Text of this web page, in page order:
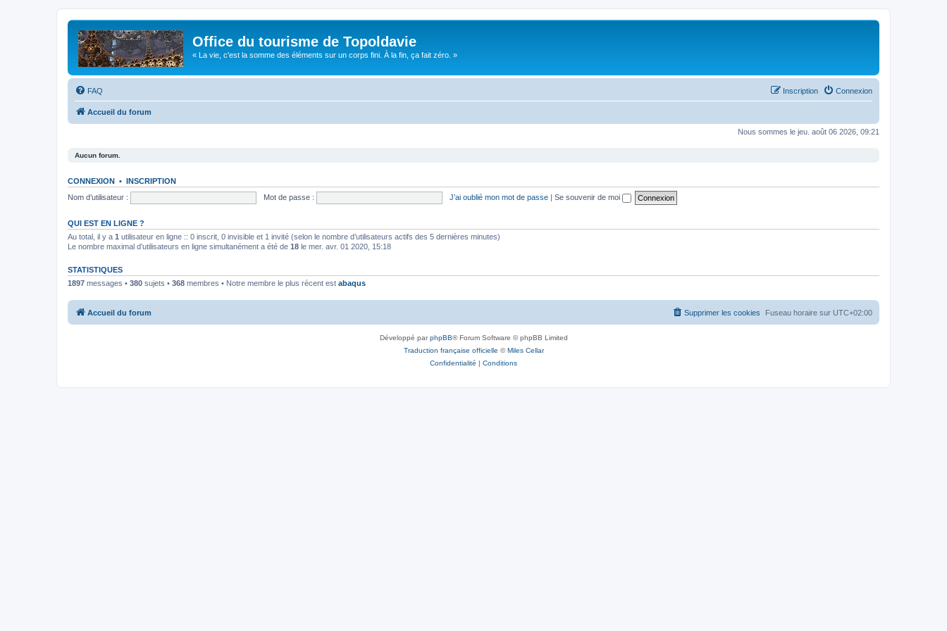
Office du tourisme de Topoldavie
« La vie, c'est la somme des éléments sur un corps fini. À la fin, ça fait zéro. »
FAQ Connexion
Inscription
Accueil du forum
Nous sommes le jeu. août 06 2026, 09:21
Aucun forum.
CONNEXION • INSCRIPTION
Nom d’utilisateur :
Mot de passe : J’ai oublié mon mot de passe | Se souvenir de moi
QUI EST EN LIGNE ?
Au total, il y a 1 utilisateur en ligne :: 0 inscrit, 0 invisible et 1 invité (selon le nombre d’utilisateurs actifs des 5 dernières minutes)
Le nombre maximal d’utilisateurs en ligne simultanément a été de 18 le mer. avr. 01 2020, 15:18
STATISTIQUES
1897 messages • 380 sujets • 368 membres • Notre membre le plus récent est abaqus
Accueil du forum Fuseau horaire sur UTC+02:00
Supprimer les cookies
Développé parphpBB® Forum Software © phpBB Limited
Traduction française officielle ©Miles Cellar
Confidentialité | Conditions